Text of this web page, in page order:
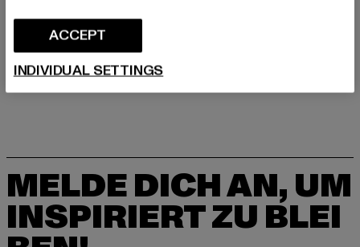
LIEFERUNG & RÜCKGABE
MELDE DICH AN, UM
INSPIRIERT ZU BLEI
ACCEPT
INDIVIDUAL SETTINGS